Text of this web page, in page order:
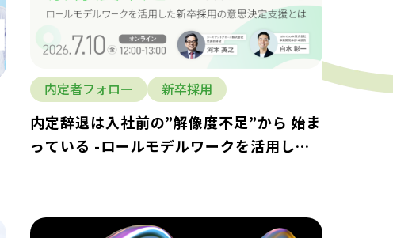
内定者フォロー 新卒採用
内定辞退は入社前の”解像度不足”から 始ま
っている -ロールモデルワークを活用した